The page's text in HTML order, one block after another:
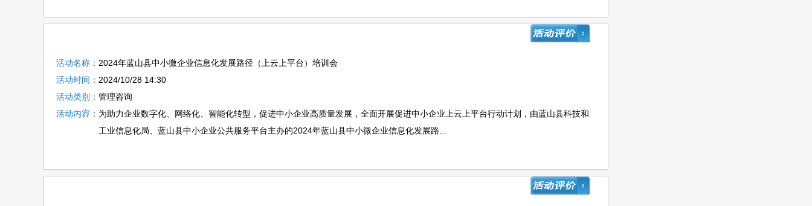
活动名称： 2024年蓝山县中小微企业信息化发展路径（上云上平台）培训会
活动时间： 2024/10/28 14:30
活动类别： 管理咨询
活动内容： 为助力企业数字化、网络化、智能化转型，促进中小企业高质量发展，全面开展促进中小企业上云上平台行动计划，由蓝山县科技和
工业信息化局、蓝山县中小企业公共服务平台主办的2024年蓝山县中小微企业信息化发展路...